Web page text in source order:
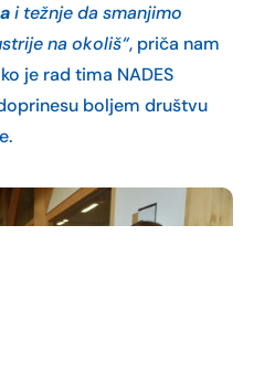
i težnje da smanjimo
na okoliš“, priča nam
je rad tima NADES
boljem društvu